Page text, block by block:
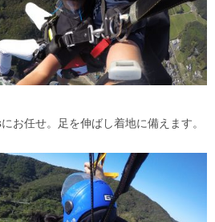
お任せ。足を伸ばし着地に備えます。